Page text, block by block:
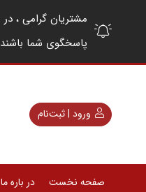
پاسخگوی شما باشند
ورود | ثبت‌نام
صفحه نخست در باره ما